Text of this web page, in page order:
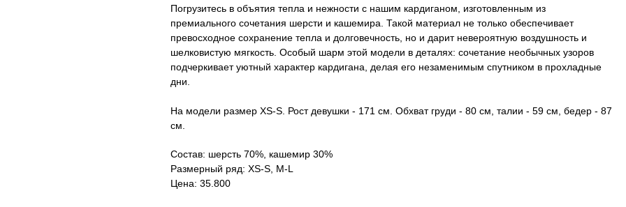
Погрузитесь в объятия тепла и нежности с нашим кардиганом, изготовленным из
премиального сочетания шерсти и кашемира. Такой материал не только обеспечивает
превосходное сохранение тепла и долговечность, но и дарит невероятную воздушность и
шелковистую мягкость. Особый шарм этой модели в деталях: сочетание необычных узоров
подчеркивает уютный характер кардигана, делая его незаменимым спутником в прохладные
дни.
На модели размер XS-S. Рост девушки - 171 см. Обхват груди - 80 см, талии - 59 см, бедер - 87
см.
Состав: шерсть 70%, кашемир 30%
Размерный ряд: XS-S, M-L
Цена: 35.800